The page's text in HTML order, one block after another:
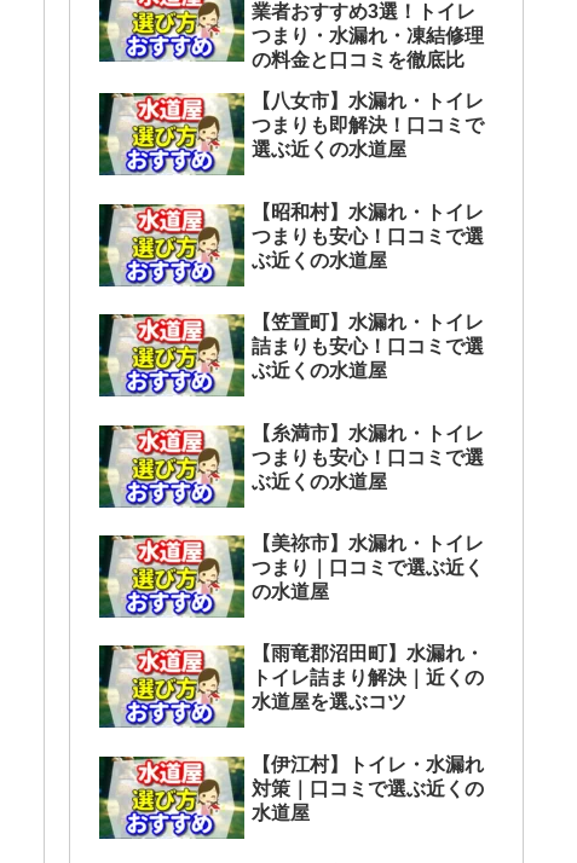
業者おすすめ3選！トイレ
つまり・水漏れ・凍結修理
の料金と口コミを徹底比
【八女市】水漏れ・トイレ
つまりも即解決！口コミで
選ぶ近くの水道屋
【昭和村】水漏れ・トイレ
つまりも安心！口コミで選
ぶ近くの水道屋
【笠置町】水漏れ・トイレ
詰まりも安心！口コミで選
ぶ近くの水道屋
【糸満市】水漏れ・トイレ
つまりも安心！口コミで選
ぶ近くの水道屋
【美祢市】水漏れ・トイレ
つまり｜口コミで選ぶ近く
の水道屋
【雨竜郡沼田町】水漏れ・
トイレ詰まり解決｜近くの
水道屋を選ぶコツ
【伊江村】トイレ・水漏れ
対策｜口コミで選ぶ近くの
水道屋